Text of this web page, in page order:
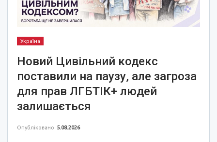
Україна
Новий Цивільний кодекс
поставили на паузу, але загроза
для прав ЛГБТІК+ людей
залишається
Опубліковано 5.08.2026